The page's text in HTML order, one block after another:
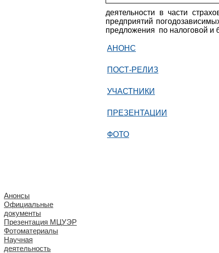
деятельности в части
предприятий
предложения по налоговой
АНОНС
ПОСТ-РЕЛИЗ
УЧАСТНИКИ
ПРЕЗЕНТАЦИИ
ФОТО
Анонсы
Официальные
документы
Презентация МЦУЭР
Фотоматериалы
Научная
деятельность